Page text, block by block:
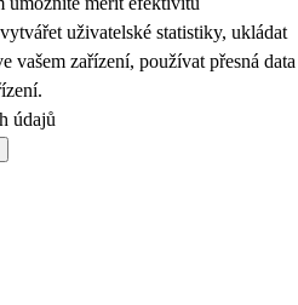
uživatelské statistiky, ukládat
vašem zařízení, používat přesná data
údajů